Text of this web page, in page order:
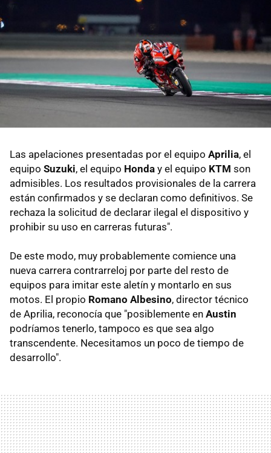
Las apelaciones presentadas por el equipo Aprilia, el
equipo Suzuki, el equipo Honda y el equipo KTM son
admisibles. Los resultados provisionales de la carrera
están confirmados y se declaran como definitivos. Se
rechaza la solicitud de declarar ilegal el dispositivo y
prohibir su uso en carreras futuras".
De este modo, muy probablemente comience una
nueva carrera contrarreloj por parte del resto de
equipos para imitar este aletín y montarlo en sus
motos. El propio Romano Albesino, director técnico
de Aprilia, reconocía que "posiblemente en Austin
podríamos tenerlo, tampoco es que sea algo
transcendente. Necesitamos un poco de tiempo de
desarrollo".